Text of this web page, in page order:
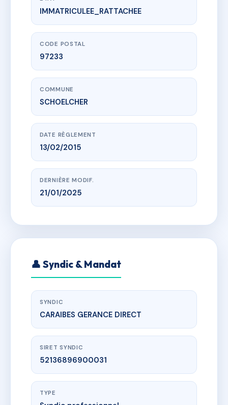
www.vme.plus/AB6740773
MANOIR DE CLUNY
RESIDENCE LE MANOIR DE CLUNY97233 SCHOELCHER
IMMATRICULEE_RATTACHEE
CODE POSTAL
97233
COMMUNE
SCHOELCHER
DATE RÈGLEMENT
13/02/2015
DERNIÈRE MODIF.
21/01/2025
👤 Syndic & Mandat
SYNDIC
CARAIBES GERANCE DIRECT
SIRET SYNDIC
52136896900031
TYPE